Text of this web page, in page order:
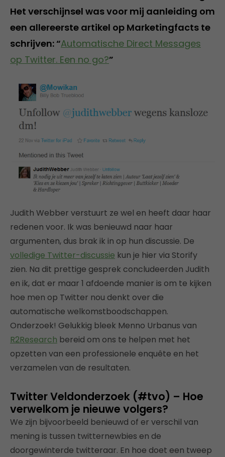
Het verschijnsel was voor mij aanleiding om
een allereerste artikel op Marketingfacts te
schrijven: “Automatische Direct Messages
op Twitter. Een no go?”
Judith Webber verstuurt ze wel en heeft daar haar
redenen voor. Ik was benieuwd naar haar
argumenten, dus brak ik in op hun discussie. De
volledige Twitter-discussie kun je hier via Storify
zien. Na dit prettige gesprek concludeerden Judith
en ik, dat er maar 1 afdoende manier is om te kijken
hoe men op Twitter nou denkt over die
automatische welkomstboodschappen.
Onderzoek! Gelukkig bleek Menno Urbanus van
R2Research bereid om ons te helpen met het
opzetten van een professionele enquête en het
verzamelen van de resultaten.
Twitter Veldonderzoek (#tvo) – Hoe
verwelkom je nieuwe volgers?
We zijn bijvoorbeeld benieuwd of er verschil van
mening is tussen twitternewbies en de
doorgewinterde twitteraar. En hoe doet een tweep